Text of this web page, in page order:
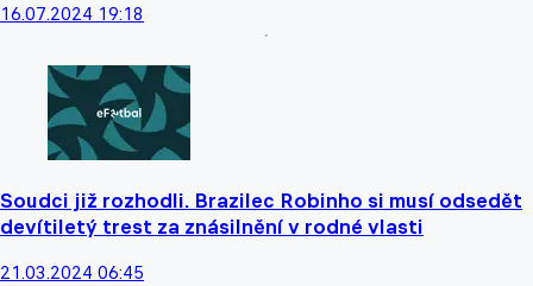
16.07.2024 19:18
Soudci již rozhodli. Brazilec Robinho si musí odsedět
devítiletý trest za znásilnění v rodné vlasti
21.03.2024 06:45